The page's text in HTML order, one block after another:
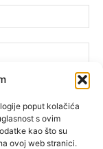
poput kolačića
s ovim
kao što su
ovoj web stranici.
u ovom